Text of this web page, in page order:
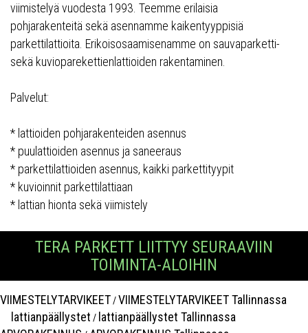
viimistelyä vuodesta 1993. Teemme erilaisia
pohjarakenteitä sekä asennamme kaikentyyppisiä
parkettilattioita. Erikoisosaamisenamme on sauvaparketti-
sekä kuvioparekettienlattioiden rakentaminen.
Palvelut:
* lattioiden pohjarakenteiden asennus
* puulattioiden asennus ja saneeraus
* parkettilattioiden asennus, kaikki parkettityypit
* kuvioinnit parkettilattiaan
* lattian hionta sekä viimistely
TERA PARKETT LIITTYY SEURAAVIIN
TOIMINTA-ALOIHIN
VIIMESTELYTARVIKEET/VIIMESTELYTARVIKEET Tallinnassa
lattianpäällystet / lattianpäällystet Tallinnassa